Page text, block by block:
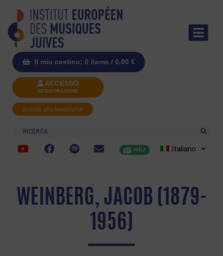
Il mio cestino: 0 items / 0.00 €
ACCESSO
REGISTRAZIONE
Iscriviti alla Newsletter
Ricerca
MRJ Italiano
WEINBERG, JACOB (1879-
1956)